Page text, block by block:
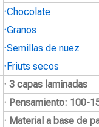
·Chocolate
·Granos
·Semillas de nuez
·Friuts secos
· 3 capas laminadas
· Pensamiento: 100-
· Material a base de